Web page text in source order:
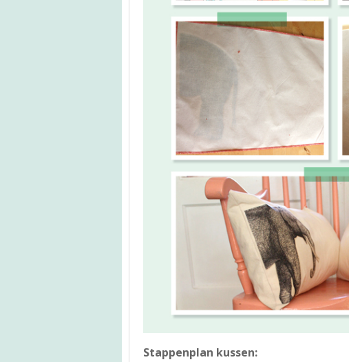
Stappenplan kussen: